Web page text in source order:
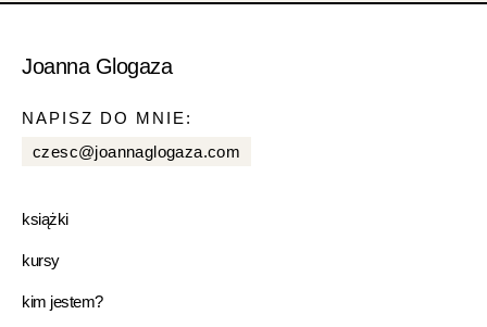
Joanna Glogaza
NAPISZ DO MNIE:
czesc@joannaglogaza.com
książki
kursy
kim jestem?